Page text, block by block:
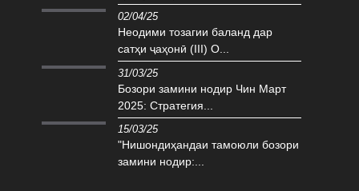
02/04/25
Неодими тозагии баланд дар
сатҳи ҷаҳонӣ (III) O...
31/03/25
Бозори замини нодир Чин Март
2025: Стратегия...
15/03/25
"Нишондиҳандаи тамоюли бозори
замини нодир:...